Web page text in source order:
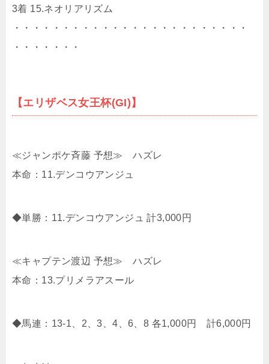
3着 15.ネオリアリズム
・・・・・・・・・・・・・・・・・・・・・・・・
・・・・・・・
【エリザベス女王杯(GI)】
≪ジャンポケ斉藤 予想≫ ハズレ
本命：11.デンコウアンジュ
◆単勝：11.デンコウアンジュ 計3,000円
≪キャプテン渡辺 予想≫ ハズレ
本命：13.プリメラアスール
◆馬連：13-1、2、3、4、6、8 各1,000円 計6,000円